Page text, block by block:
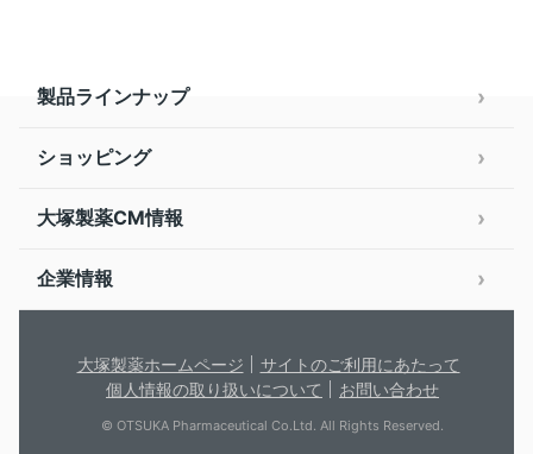
製品ラインナップ
ショッピング
大塚製薬CM情報
企業情報
大塚製薬ホームページ
サイトのご利用にあたって
個人情報の取り扱いについて
お問い合わせ
© OTSUKA Pharmaceutical Co.Ltd. All Rights Reserved.